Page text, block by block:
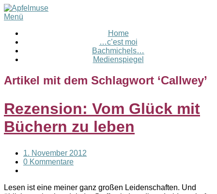
Menü
Home
…c’est moi
Bachmichels…
Medienspiegel
Artikel mit dem Schlagwort ‘Callwey’
Rezension: Vom Glück mit
Büchern zu leben
1. November 2012
0 Kommentare
Lesen ist eine meiner ganz großen Leidenschaften. Und